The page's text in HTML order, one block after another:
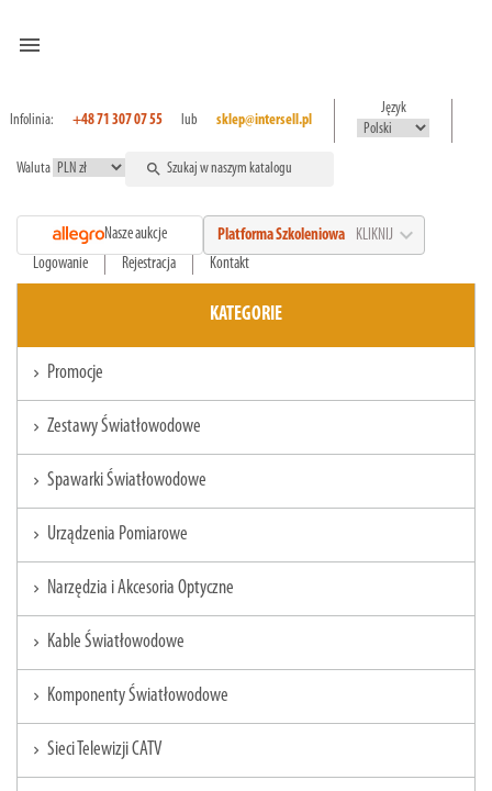
menu
Infolinia: +48 71 307 07 55 lub sklep@intersell.pl
Język
Waluta search
Nasze aukcje Platforma Szkoleniowa KLIKNIJ expand_more
Logowanie Rejestracja Kontakt
KATEGORIE
chevron_right Promocje
chevron_right Zestawy Światłowodowe
chevron_right Spawarki Światłowodowe
chevron_right Urządzenia Pomiarowe
chevron_right Narzędzia i Akcesoria Optyczne
chevron_right Kable Światłowodowe
chevron_right Komponenty Światłowodowe
chevron_right Sieci Telewizji CATV